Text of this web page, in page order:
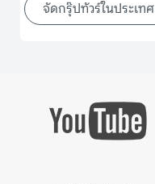
จัดกรุ๊ปทัวร์ในประเทศ